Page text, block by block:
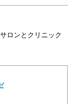
ロンとクリニック